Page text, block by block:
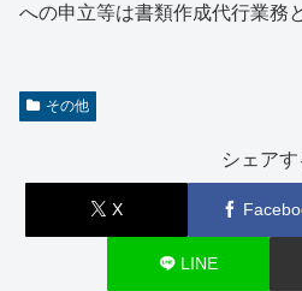
への申立等は書類作成代行業務
その他
シェアす
X
LINE